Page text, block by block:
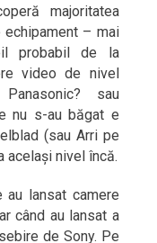
majoritatea
– mai
probabil de la
video de nivel
sau
nu s-au băgat e
(sau Arri pe
același nivel încă.
lansat camere
când au lansat a
de Sony. Pe